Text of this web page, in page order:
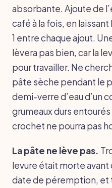
absorbante. Ajoute de
café à la fois, en
1 entre chaque ajout.
lèvera pas bien, car la
pour travailler. Ne
pâte sèche pendant le
demi-verre d’eau d’un
grumeaux durs
crochet ne pourra pas
La pâte ne lève pas.
levure était morte
date de péremption, et